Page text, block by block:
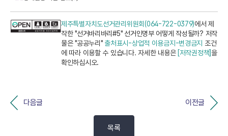
제주특별자치도선거관리위원회(064-722-0379)에서 제
작한 "선거바리바리#5" 선거인명부 어떻게 작성될까? 저작
물은 "공공누리" 출처표시-상업적 이용금지-변경금지 조건
에 따라 이용할 수 있습니다. 자세한 내용은 [저작권정책]을
확인하십시오.
다음글 이전글
목록